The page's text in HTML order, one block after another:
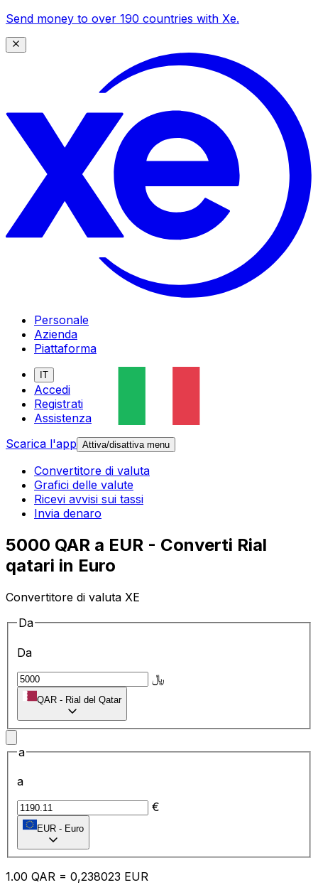
Send money to over 190 countries with Xe.
Personale
Azienda
Piattaforma
IT
Accedi
Registrati
Assistenza
Scarica l'app Attiva/disattiva menu
Convertitore di valuta
Grafici delle valute
Ricevi avvisi sui tassi
Invia denaro
5000 QAR a EUR - Converti Rial
qatari in Euro
Convertitore di valuta XE
Da
Da
﷼
QAR - Rial del Qatar
a
a
€
EUR - Euro
1.00 QAR = 0,238023 EUR